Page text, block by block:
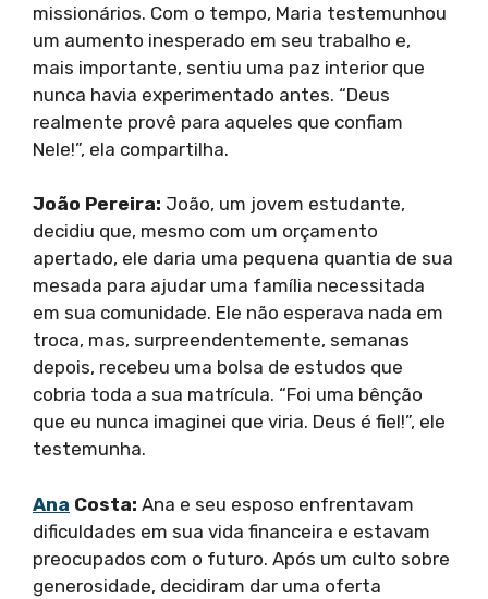
missionários. Com o tempo, Maria testemunhou
um aumento inesperado em seu trabalho e,
mais importante, sentiu uma paz interior que
nunca havia experimentado antes. “Deus
realmente provê para aqueles que confiam
Nele!”, ela compartilha.
João Pereira: João, um jovem estudante,
decidiu que, mesmo com um orçamento
apertado, ele daria uma pequena quantia de sua
mesada para ajudar uma família necessitada
em sua comunidade. Ele não esperava nada em
troca, mas, surpreendentemente, semanas
depois, recebeu uma bolsa de estudos que
cobria toda a sua matrícula. “Foi uma bênção
que eu nunca imaginei que viria. Deus é fiel!”, ele
testemunha.
Ana Costa: Ana e seu esposo enfrentavam
dificuldades em sua vida financeira e estavam
preocupados com o futuro. Após um culto sobre
generosidade, decidiram dar uma oferta